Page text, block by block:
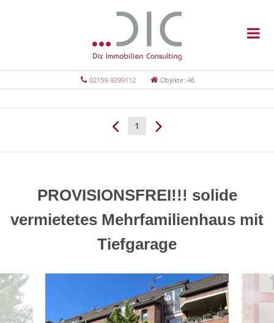
02159-9299112 Objekte: 46
1
PROVISIONSFREI!!! solide
vermietetes Mehrfamilienhaus mit
Tiefgarage